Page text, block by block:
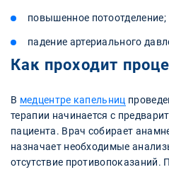
повышенное потоотделение;
падение артериального
Как проходит
В медцентре капельниц
терапии начинается с
пациента. Врач собирает
назначает необходимые
отсутствие противопоказаний.